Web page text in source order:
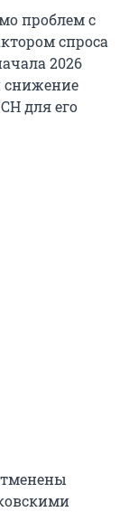
проблем с
спроса
2026
снижение
для его